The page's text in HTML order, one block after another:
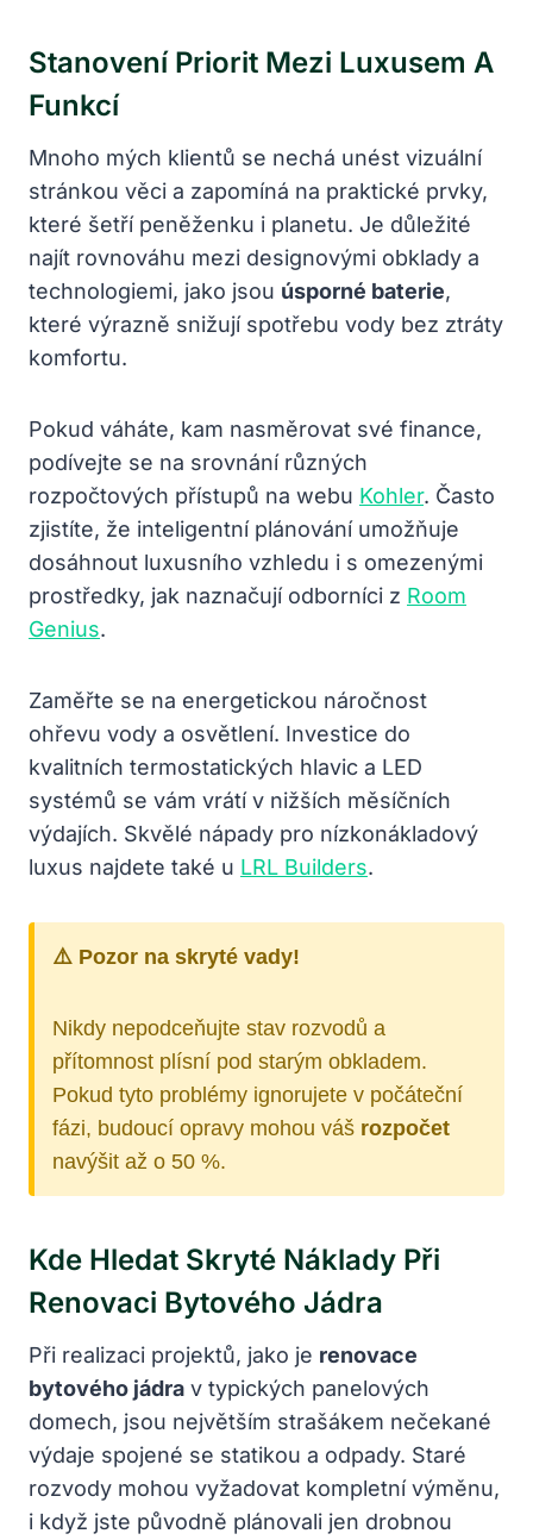
Stanovení Priorit Mezi Luxusem A
Funkcí
Mnoho mých klientů se nechá unést vizuální
stránkou věci a zapomíná na praktické prvky,
které šetří peněženku i planetu. Je důležité
najít rovnováhu mezi designovými obklady a
technologiemi, jako jsou úsporné baterie,
které výrazně snižují spotřebu vody bez ztráty
komfortu.
Pokud váháte, kam nasměrovat své finance,
podívejte se na srovnání různých
rozpočtových přístupů na webu Kohler. Často
zjistíte, že inteligentní plánování umožňuje
dosáhnout luxusního vzhledu i s omezenými
prostředky, jak naznačují odborníci z Room
Genius.
Zaměřte se na energetickou náročnost
ohřevu vody a osvětlení. Investice do
kvalitních termostatických hlavic a LED
systémů se vám vrátí v nižších měsíčních
výdajích. Skvělé nápady pro nízkonákladový
luxus najdete také u LRL Builders.
⚠️ Pozor na skryté vady!
Nikdy nepodceňujte stav rozvodů a
přítomnost plísní pod starým obkladem.
Pokud tyto problémy ignorujete v počáteční
fázi, budoucí opravy mohou váš rozpočet
navýšit až o 50 %.
Kde Hledat Skryté Náklady Při
Renovaci Bytového Jádra
Při realizaci projektů, jako je renovace
bytového jádra v typických panelových
domech, jsou největším strašákem nečekané
výdaje spojené se statikou a odpady. Staré
rozvody mohou vyžadovat kompletní výměnu,
i když jste původně plánovali jen drobnou